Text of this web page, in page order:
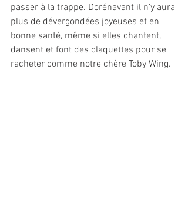
passer à la trappe. Dorénavant il n’y aura
plus de dévergondées joyeuses et en
bonne santé, même si elles chantent,
dansent et font des claquettes pour se
racheter comme notre chère Toby Wing.